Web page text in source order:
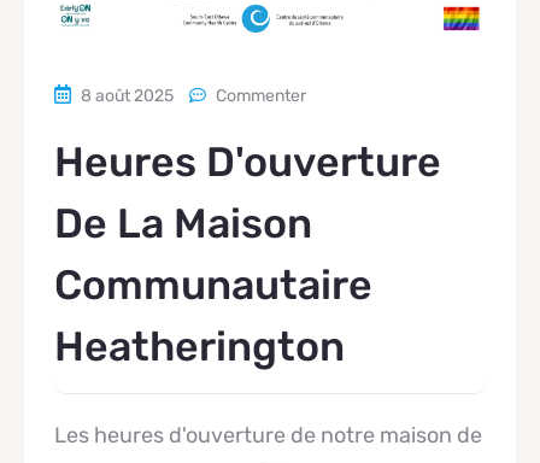
8 août 2025 Commenter
Heures D'ouverture
De La Maison
Communautaire
Heatherington
Les heures d'ouverture de notre maison de